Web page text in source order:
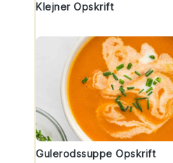
Klejner Opskrift
Gulerodssuppe Opskrift